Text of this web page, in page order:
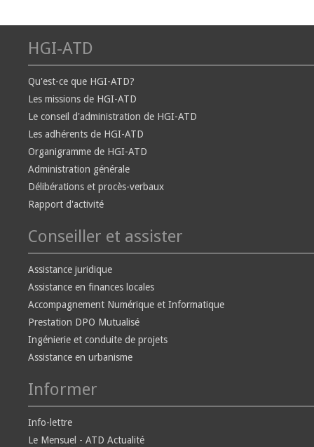
HGI-ATD
Qu'est-ce que HGI-ATD?
Les missions de HGI-ATD
Le conseil d'administration de HGI-ATD
Les adhérents de HGI-ATD
Organigramme de HGI-ATD
Administration générale
Délibérations et procès-verbaux
Rapport d'activité
Conseiller et assister
Assistance juridique
Assistance en finances locales
Accompagnement Numérique et Informatique
Prestation DPO Mutualisé
Ingénierie et conduite de projets
Assistance en urbanisme
Informer
Info-lettre
Le Mensuel - ATD Actualité